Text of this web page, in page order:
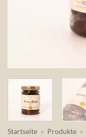
Startseite » Produkte »